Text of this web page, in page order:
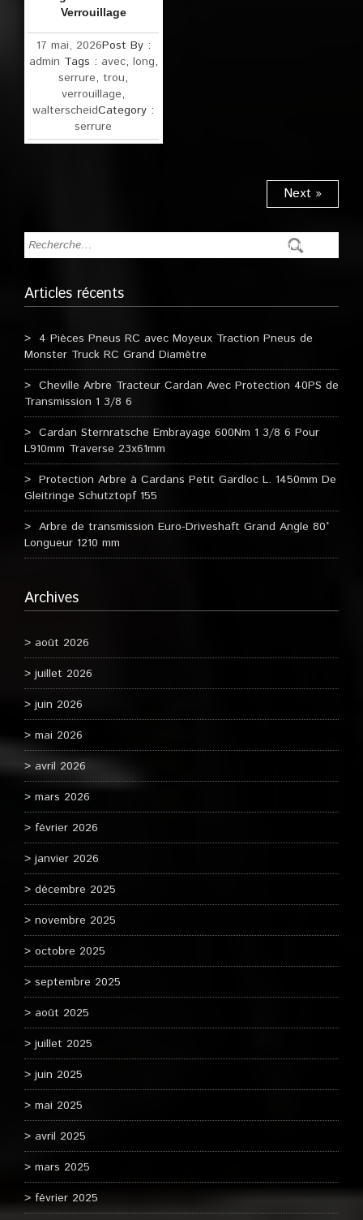
Verrouillage
17 mai, 2026Post By :
admin Tags : avec, long,
serrure,trou,
verrouillage,
walterscheidCategory :
serrure
Next »
Articles récents
4 Pièces Pneus RC avec Moyeux Traction Pneus de
Monster Truck RC Grand Diamètre
Cheville Arbre Tracteur Cardan Avec Protection 40PS de
Transmission 1 3/8 6
Cardan Sternratsche Embrayage 600Nm 1 3/8 6 Pour
L910mm Traverse 23x61mm
Protection Arbre à Cardans Petit Gardloc L. 1450mm De
Gleitringe Schutztopf 155
Arbre de transmission Euro-Driveshaft Grand Angle 80°
Longueur 1210 mm
Archives
août 2026
juillet 2026
juin 2026
mai 2026
avril 2026
mars 2026
février 2026
janvier 2026
décembre 2025
novembre 2025
octobre 2025
septembre 2025
août 2025
juillet 2025
juin 2025
mai 2025
avril 2025
mars 2025
février 2025